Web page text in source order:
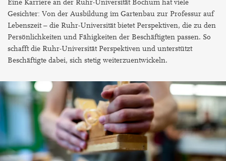
Eine Karriere an der Ruhr-Universität Bochum hat viele
Gesichter: Von der Ausbildung im Gartenbau zur Professur auf
Lebenszeit – die Ruhr-Universität bietet Perspektiven, die zu den
Persönlichkeiten und Fähigkeiten der Beschäftigten passen. So
schafft die Ruhr-Universität Perspektiven und unterstützt
Beschäftigte dabei, sich stetig weiterzuentwickeln.